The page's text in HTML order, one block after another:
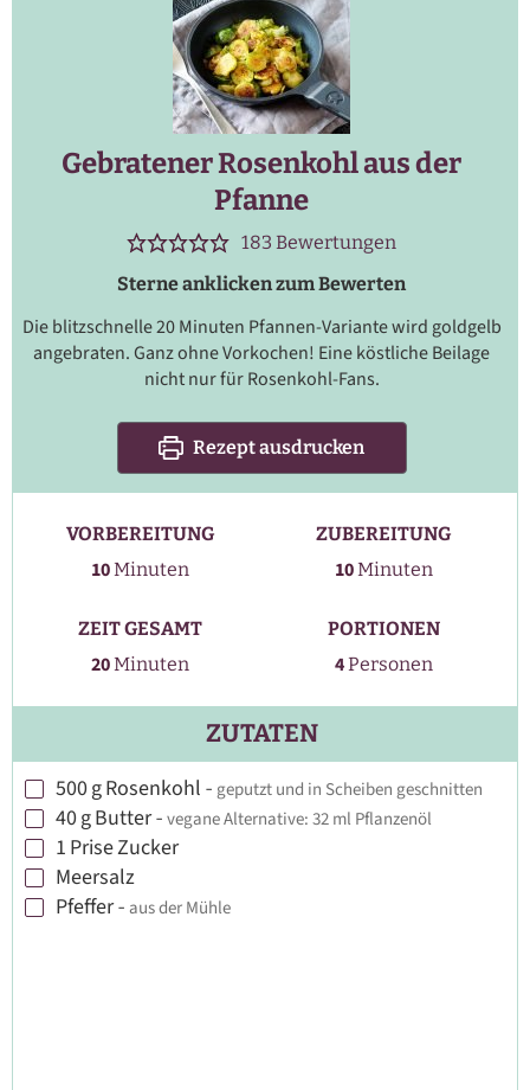
Gebratener Rosenkohl aus der
Pfanne
183 Bewertungen
Sterne anklicken zum Bewerten
Die blitzschnelle 20 Minuten Pfannen-Variante wird goldgelb
angebraten. Ganz ohne Vorkochen! Eine köstliche Beilage
nicht nur für Rosenkohl-Fans.
Rezept ausdrucken
VORBEREITUNG
10Minuten
Minuten
ZUBEREITUNG
10Minuten
Minuten
ZEIT GESAMT
20Minuten
Minuten
PORTIONEN
4Personen
ZUTATEN
▢
500gRosenkohl - geputzt und in Scheiben geschnitten
▢
40gButter- vegane Alternative: 32 ml Pflanzenöl
▢
1 PriseZucker
▢
Meersalz
▢
Pfeffer- aus der Mühle